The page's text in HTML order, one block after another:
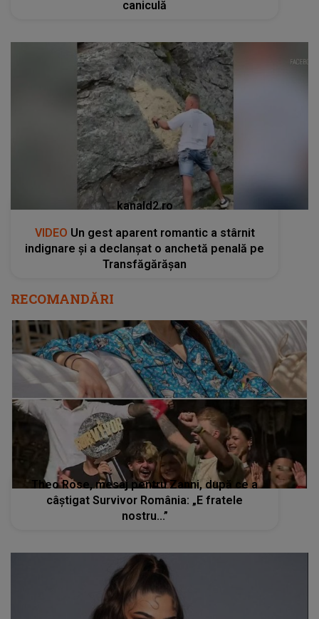
caniculă
kanald2.ro
VIDEO Un gest aparent romantic a stârnit
indignare și a declanșat o anchetă penală pe
Transfăgărășan
RECOMANDĂRI
Theo Rose, mesaj pentru Zanni, după ce a
câștigat Survivor România: „E fratele
nostru...”